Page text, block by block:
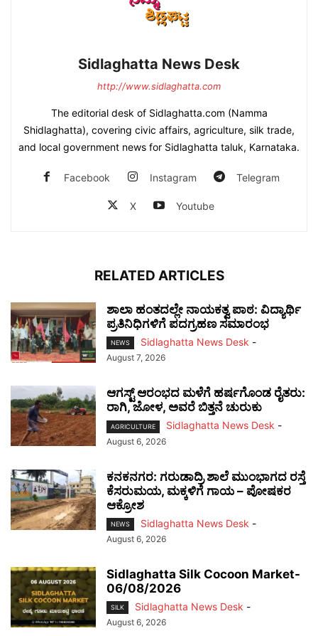
Sidlaghatta News Desk
http://www.sidlaghatta.com
The editorial desk of Sidlaghatta.com (Namma
Shidlaghatta), covering civic affairs, agriculture, silk trade,
and local government news for Sidlaghatta taluk, Karnataka.
Facebook Instagram Telegram
X Youtube
RELATED ARTICLES
ಶಾಲಾ ಹಂತದಲ್ಲೇ ನಾಯಕತ್ವ ಪಾಠ: ವಿದ್ಯಾರ್ಥಿ
ಪ್ರತಿನಿಧಿಗಳಿಗೆ ಪದಗ್ರಹಣ ಸಮಾರಂಭ
NEWS Sidlaghatta News Desk -
August 7, 2026
ಆಗಸ್ಟ್ ಆರಂಭದ ಮಳೆಗೆ ಹರ್ಷಗೊಂಡ ರೈತರು:
ರಾಗಿ, ಜೋಳ, ಅವರೆ ಬಿತ್ತನೆ ಚುರುಕು
AGRICULTURE Sidlaghatta News Desk -
August 6, 2026
ಕನಕನಗರ: ಗರುಡಾದ್ರಿ ಶಾಲೆ ಮುಂಭಾಗದ ರಸ್ತೆ
ಕೆಸರುಮಯ, ಮಕ್ಕಳಿಗೆ ಗಾಯ – ಪೋಷಕರ
ಆಕ್ರೋಶ
NEWS Sidlaghatta News Desk -
August 6, 2026
Sidlaghatta Silk Cocoon Market-
06/08/2026
SILK Sidlaghatta News Desk -
August 6, 2026